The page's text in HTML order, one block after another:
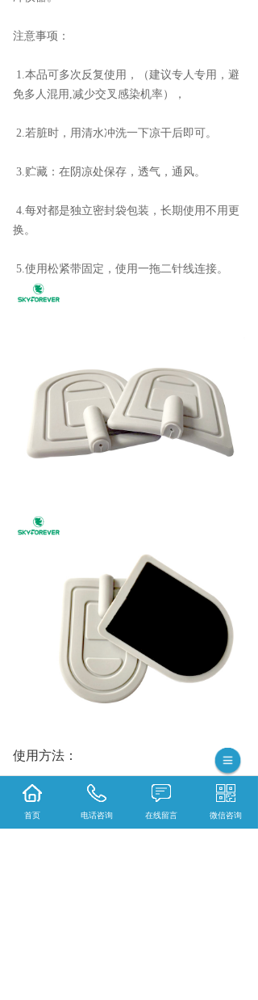
注意事项：
1.本品可多次反复使用，（建议专人专用，避
免多人混用,减少交叉感染机率），
2.若脏时，用清水冲洗一下凉干后即可。
3.贮藏：在阴凉处保存，透气，通风。
4.每对都是独立密封袋包装，长期使用不用更
换。
5.使用松紧带固定，使用一拖二针线连接。
使用方法：
配合药水使用时，取一块浸湿药水的药
首页 电话咨询 在线留言 微信咨询